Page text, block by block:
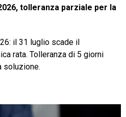
tolleranza parziale per la
il 31 luglio scade il
rata. Tolleranza di 5 giorni
soluzione.